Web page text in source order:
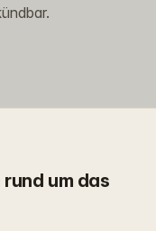
um das